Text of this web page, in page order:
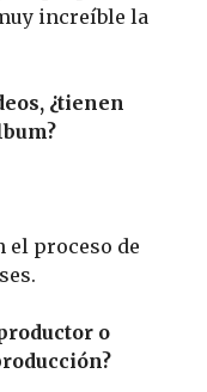
increíble la
¿tienen
el proceso de
o